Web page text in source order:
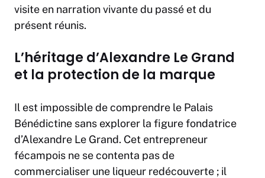
visite en narration vivante du passé et du
présent réunis.
L’héritage d’Alexandre Le Grand
et la protection de la marque
Il est impossible de comprendre le Palais
Bénédictine sans explorer la figure fondatrice
d’Alexandre Le Grand. Cet entrepreneur
fécampois ne se contenta pas de
commercialiser une liqueur redécouverte ; il